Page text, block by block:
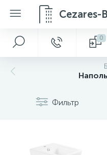
Cezares-
0
Фильтр